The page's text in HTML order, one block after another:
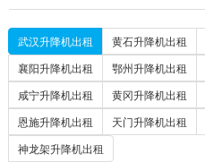
武汉升降机出租 黄石升降机出租
襄阳升降机出租
鄂州升降机出租
咸宁升降机出租
黄冈升降机出租
恩施升降机出租
天门升降机出租
神龙架升降机出租